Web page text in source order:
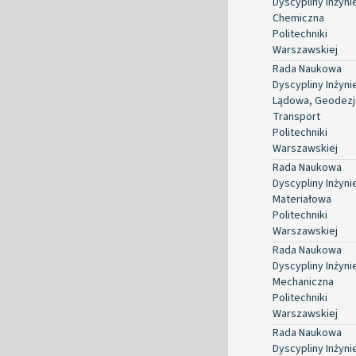
Chemiczna
Politechniki
Warszawskiej
Rada Naukowa
Dyscypliny
Lądowa,
Transport
Politechniki
Warszawskiej
Rada Naukowa
Dyscypliny
Materiałowa
Politechniki
Warszawskiej
Rada Naukowa
Dyscypliny
Mechaniczna
Politechniki
Warszawskiej
Rada Naukowa
Dyscypliny